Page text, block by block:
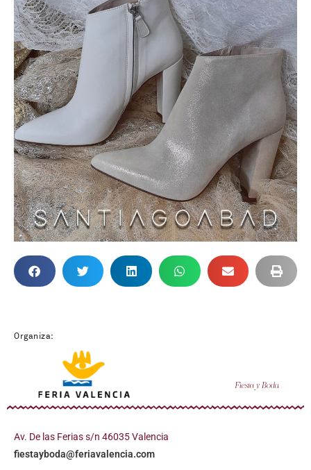
Organiza:
Av. De las Ferias s/n 46035 Valencia
fiestayboda@feriavalencia.com